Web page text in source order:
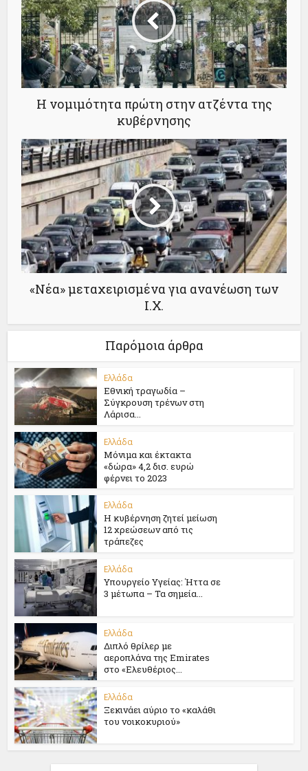
Η νομιμότητα πρώτη στην ατζέντα της
κυβέρνησης
«Νέα» μεταχειρισμένα για ανανέωση των
Ι.Χ.
Παρόμοια άρθρα
Ελλάδα
Εθνική τραγωδία –
Σύγκρουση τρένων στη
Λάρισα...
Ελλάδα
Μόνιμα και έκτακτα
«δώρα» 4,2 δισ. ευρώ
φέρνει το 2023
Ελλάδα
Η κυβέρνηση ζητεί μείωση
12 χρεώσεων από τις
τράπεζες
Ελλάδα
Υπουργείο Υγείας: Ήττα σε
3 μέτωπα – Τα σημεία...
Ελλάδα
Διπλό θρίλερ με
αεροπλάνα της Emirates
στο «Ελευθέριος...
Ελλάδα
Ξεκινάει αύριο το «καλάθι
του νοικοκυριού»